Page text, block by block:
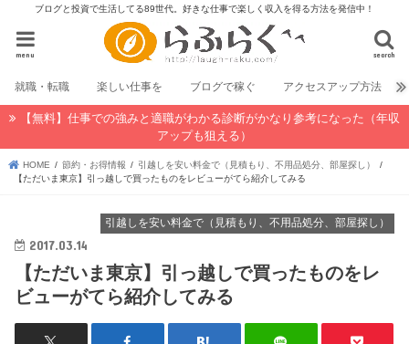
ブログと投資で生活してる89世代。好きな仕事で楽しく収入を得る方法を発信中！
search
menu
就職・転職 楽しい仕事を ブログで稼ぐ アクセスアップ方法
【無料】仕事での強みと適職がわかる診断がかなり参考になった（年収
アップも狙える）
HOME 節約・お得情報
引越しを安い料金で（見積もり、不用品処分、部屋探し）
【ただいま東京】引っ越しで買ったものをレビューがてら紹介してみる
引越しを安い料金で（見積もり、不用品処分、部屋探し）
2017.03.14
【ただいま東京】引っ越しで買ったものをレ
ビューがてら紹介してみる